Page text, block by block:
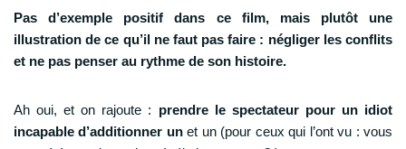
Pas d’exemple positif dans ce film, mais plutôt une
illustration de ce qu’il ne faut pas faire : négliger les conflits
et ne pas penser au rythme de son histoire.
Ah oui, et on rajoute : prendre le spectateur pour un idiot
incapable d’additionner unet un (pour ceux qui l’ont vu : vous